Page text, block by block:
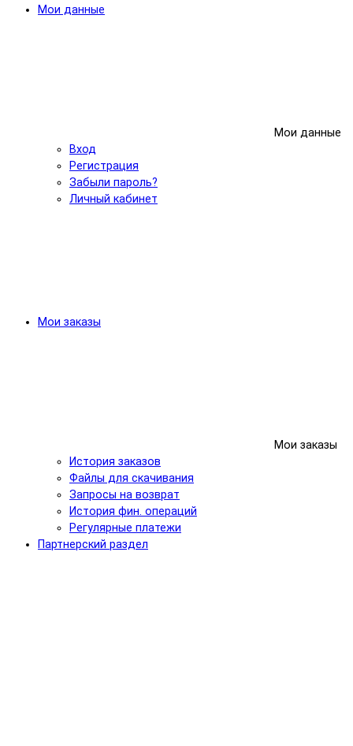
Мои данные
Мои данные
Вход
Регистрация
Забыли пароль?
Личный кабинет
Мои заказы
Мои заказы
История заказов
Файлы для скачивания
Запросы на возврат
История фин. операций
Регулярные платежи
Партнерcкий раздел